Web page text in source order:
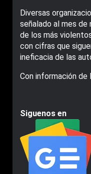
Diversas
señalado al mes de
de los más
con cifras que
ineficacia de las
Con información de
Siguenos en